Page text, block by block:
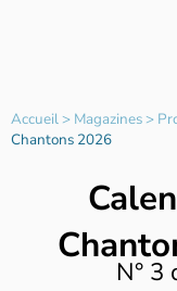
Accueil> Magazines>
Chantons 2026
N° 3